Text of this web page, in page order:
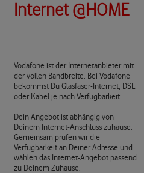
Internet @HOME
Vodafone ist der Internetanbieter mit
der vollen Bandbreite. Bei Vodafone
bekommst Du Glasfaser-Internet, DSL
oder Kabel je nach Verfügbarkeit.
Dein Angebot ist abhängig von
Deinem Internet-Anschluss zuhause.
Gemeinsam prüfen wir die
Verfügbarkeit an Deiner Adresse und
wählen das Internet-Angebot passend
zu Deinem Zuhause.